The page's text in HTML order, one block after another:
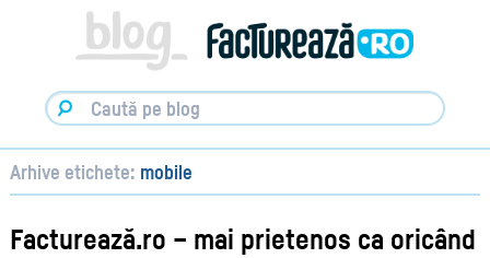
Blog
Factureaza.ro
Arhive etichete: mobile
Facturează.ro – mai prietenos ca oricând